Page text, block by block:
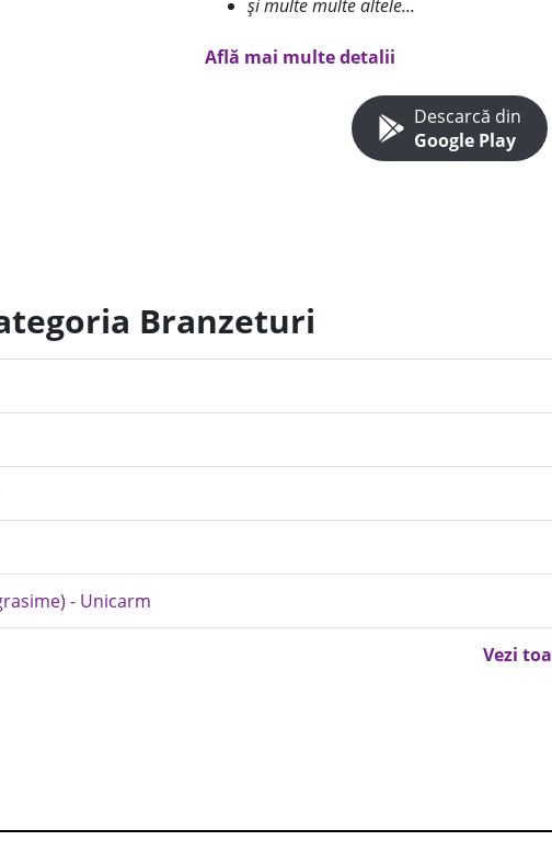
și multe multe altele...
Află mai multe detalii
Descarcă din
Google Play
Branzeturi
- Unicarm
Vezi